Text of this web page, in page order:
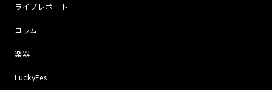
ライブレポート
コラム
楽器
LuckyFes